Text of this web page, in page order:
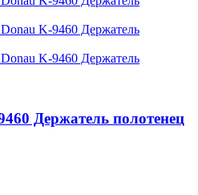
Держатель полотенец